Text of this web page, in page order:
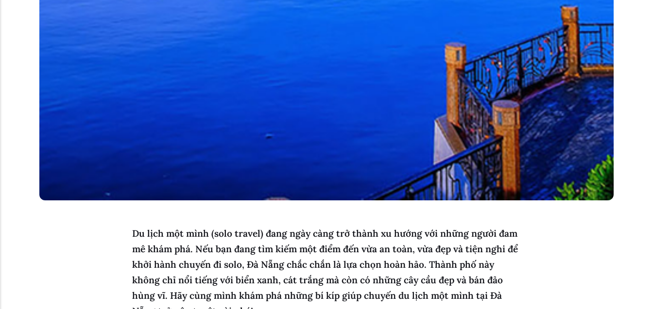
Du lịch một mình (solo travel) đang ngày càng trở thành xu hướng với những người đam
mê khám phá. Nếu bạn đang tìm kiếm một điểm đến vừa an toàn, vừa đẹp và tiện nghi để
khởi hành chuyến đi solo, Đà Nẵng chắc chắn là lựa chọn hoàn hảo. Thành phố này
không chỉ nổi tiếng với biển xanh, cát trắng mà còn có những cây cầu đẹp và bán đảo
hùng vĩ. Hãy cùng mình khám phá những bí kíp giúp chuyến du lịch một mình tại Đà